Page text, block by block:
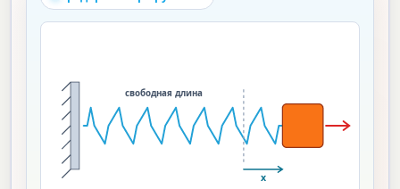
x
свободная длина